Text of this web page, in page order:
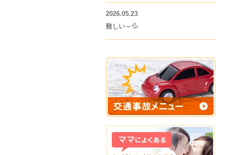
2026.05.23
難しい～💦